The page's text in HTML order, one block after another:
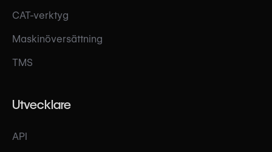
CAT-verktyg
Maskinöversättning
TMS
Utvecklare
API